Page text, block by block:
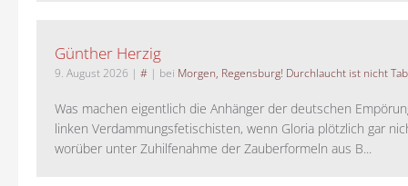
Günther Herzig
9. August 2026 | # | bei Morgen, Regensburg! Durchlaucht ist nicht
Was machen eigentlich die Anhänger der deutschen
linken Verdammungsfetischisten, wenn Gloria plötzlich gar
worüber unter Zuhilfenahme der Zauberformeln aus B...